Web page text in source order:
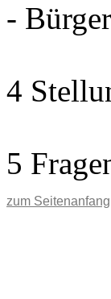
-
4
5
zum Seitenanfang